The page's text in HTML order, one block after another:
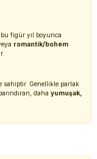
bu figür yıl boyunca
romantik/bohem
sahiptir. Genellikle parlak
daha yumuşak,